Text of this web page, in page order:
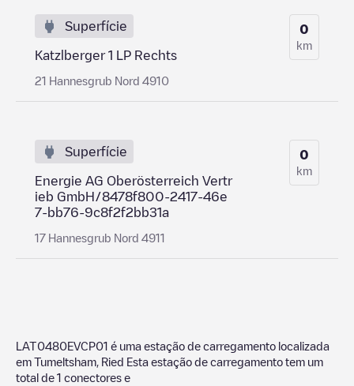
Superfície
Katzlberger 1 LP Rechts
21 Hannesgrub Nord 4910
0
km
Superfície
Energie AG Oberösterreich Vertr
ieb GmbH/8478f800-2417-46e
7-bb76-9c8f2f2bb31a
17 Hannesgrub Nord 4911
0
km
LAT0480EVCP01 é uma estação de carregamento localizada
em Tumeltsham Ried Esta estação de carregamento tem um
total de 1 conectores e